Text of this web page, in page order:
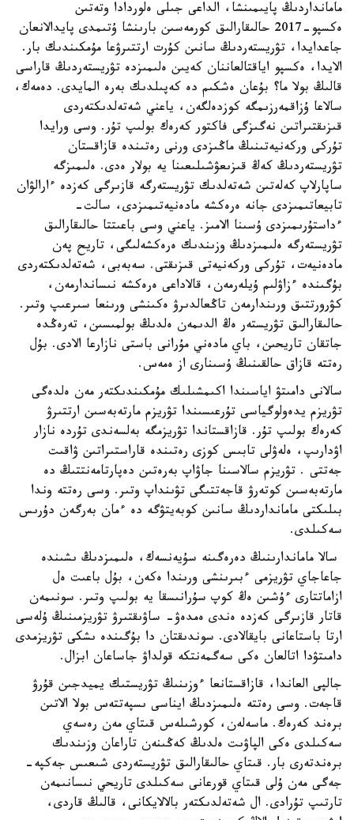
مامانداردىڭ پايىمىنشا، الداعى جىلى ەلوردادا وتەتىن
ەكسپو-2017 حالىقارالىق كورمەسىن بارىنشا ۇتىمدى پايدالانعان
جاعدايدا، تۋريستەردىڭ سانىن كۇرت ارتتىرۋعا مۇمكىندىك بار.
الايدا، ەكسپو اياقتالعاننان كەيىن ەلىمىزدە تۋريستەردىڭ قاراسى
قالىڭ بولا ما؟ بۇعان ەشكىم دە كەپىلدىك بەرە المايدى. دەمەك،
سالاعا ۇزاقمەرزىمگە كوزدەلگەن، ياعني شەتەلدىكتەردى
قىزىقتىراتىن نەگىزگى فاكتور كەرەك بولىپ تۇر. وسى ورايدا
تۇركى وركەنيەتىنىڭ ماڭىزدى ورنى رەتىندە قازاقستان
تۋريستەردىڭ كەڭ قىزىعۋشىلىعىنا يە بولار ەدى. ەلىمىزگە
ساپارلاپ كەلەتىن شەتەلدىك تۋريستەرگە قازىرگى كەزدە ءارالۋان
تابيعاتىمىزدى جانە ەرەكشە مادەنيەتىمىزدى، سالت-
ءداستۇرىمىزدى ۇسىنا الامىز. ياعني وسى باعىتتا حالىقارالىق
تۋريستەرگە ەلىمىزدىڭ وزىندىك ەرەكشەلىگى، تاريح پەن
مادەنيەت، تۇركى وركەنيەتى قىزىقتى. سەبەبى، شەتەلدىكتەردى
بۇگىندە ءزاۋلىم ۇيلەرمەن، قالاداعى ەرەكشە نىساندارمەن،
كۋرورتتىق ورىندارمەن تاڭعالدىرۋ ەكىنشى ورىنعا سىرعىپ وتىر.
حالىقارالىق تۋريستەر ەڭ الدىمەن ەلدىڭ بولمىسىن، تەرەڭدە
جاتقان تاريحىن، باي مادەني مۇرانى باستى نازارعا الادى. بۇل
رەتتە قازاق حالقىنىڭ ۇسىنارى از ەمەس.
سالانى دامىتۋ اياسىندا اكىمشىلىك مۇمكىندىكتەر مەن ەلدەگى
تۋريزم يدەولوگياسى تۇرعىسىندا تۋريزم مارتەبەسىن ارتتىرۋ
كەرەك بولىپ تۇر. قازاقستاندا تۋريزمگە بەلسەندى تۇردە نازار
اۋدارىپ، ەلەۋلى تابىس كوزى رەتىندە قاراستىراتىن ۋاقىت
جەتتى . تۋريزم سالاسىنا جاۋاپ بەرەتىن دەپارتامەنتتىڭ دە
مارتەبەسىن كوتەرۋ قاجەتتىگى تۋىنداپ وتىر. وسى رەتتە وندا
بىلىكتى مامانداردىڭ سانىن كوبەيتۋگە دە ءمان بەرگەن دۇرىس
سەكىلدى.
سالا ماماندارىنىڭ دەرەگىنە سۇيەنسەك، ەلىمىزدىڭ ىشىندە
جاعاجاي تۋريزمى ءبىرىنشى ورىندا ەكەن، بۇل باعىت ەل
ازاماتتارى ءۇشىن ەڭ كوپ سۇرانىسقا يە بولىپ وتىر. سونىمەن
قاتار قازىرگى كەزدە ەندى ەمدەۋ- ساۋىقتىرۋ تۋريزمىنىڭ ۇلەسى
ارتا باستاعانى بايقالادى. سوندىقتان دا بۇگىندە ىشكى تۋريزمدى
دامىتۋدا اتالعان ەكى سەگمەنتكە قولداۋ جاساعان ابزال.
جالپى العاندا، قازاقستانعا ءوزىنىڭ تۋريستىك يميدجىن قۇرۋ
قاجەت. وسى رەتتە ەلىمىزدىڭ ايناسى ىسپەتتەس بولا الاتىن
برەند كەرەك. ماسەلەن، كورشىلەس قىتاي مەن رەسەي
سەكىلدى ەكى الپاۋىت ەلدىڭ كەڭىنەن تاراعان وزىندىك
برەندتەرى بار. قىتاي حالىقارالىق تۋريستەردى شىعىس جەكپە-
جەگى مەن ۇلى قىتاي قورعانى سەكىلدى تاريحي نىسانىمەن
تارتىپ تۇرادى. ال شەتەلدىكتەر بالالايكانى، قالىڭ قاردى،